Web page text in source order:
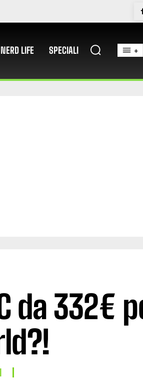
NERD LIFE SPECIALI +
da 332€